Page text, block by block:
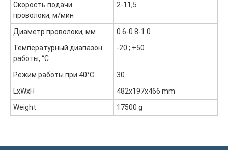
Скорость подачи
проволоки, м/мин
2-11,5
Диаметр проволоки, мм
0.6-0.8-1.0
Температурный диапазон
работы, °С
-20 ; +50
Режим работы при 40°С
30
LxWxH
482x197x466 mm
Weight
17500 g